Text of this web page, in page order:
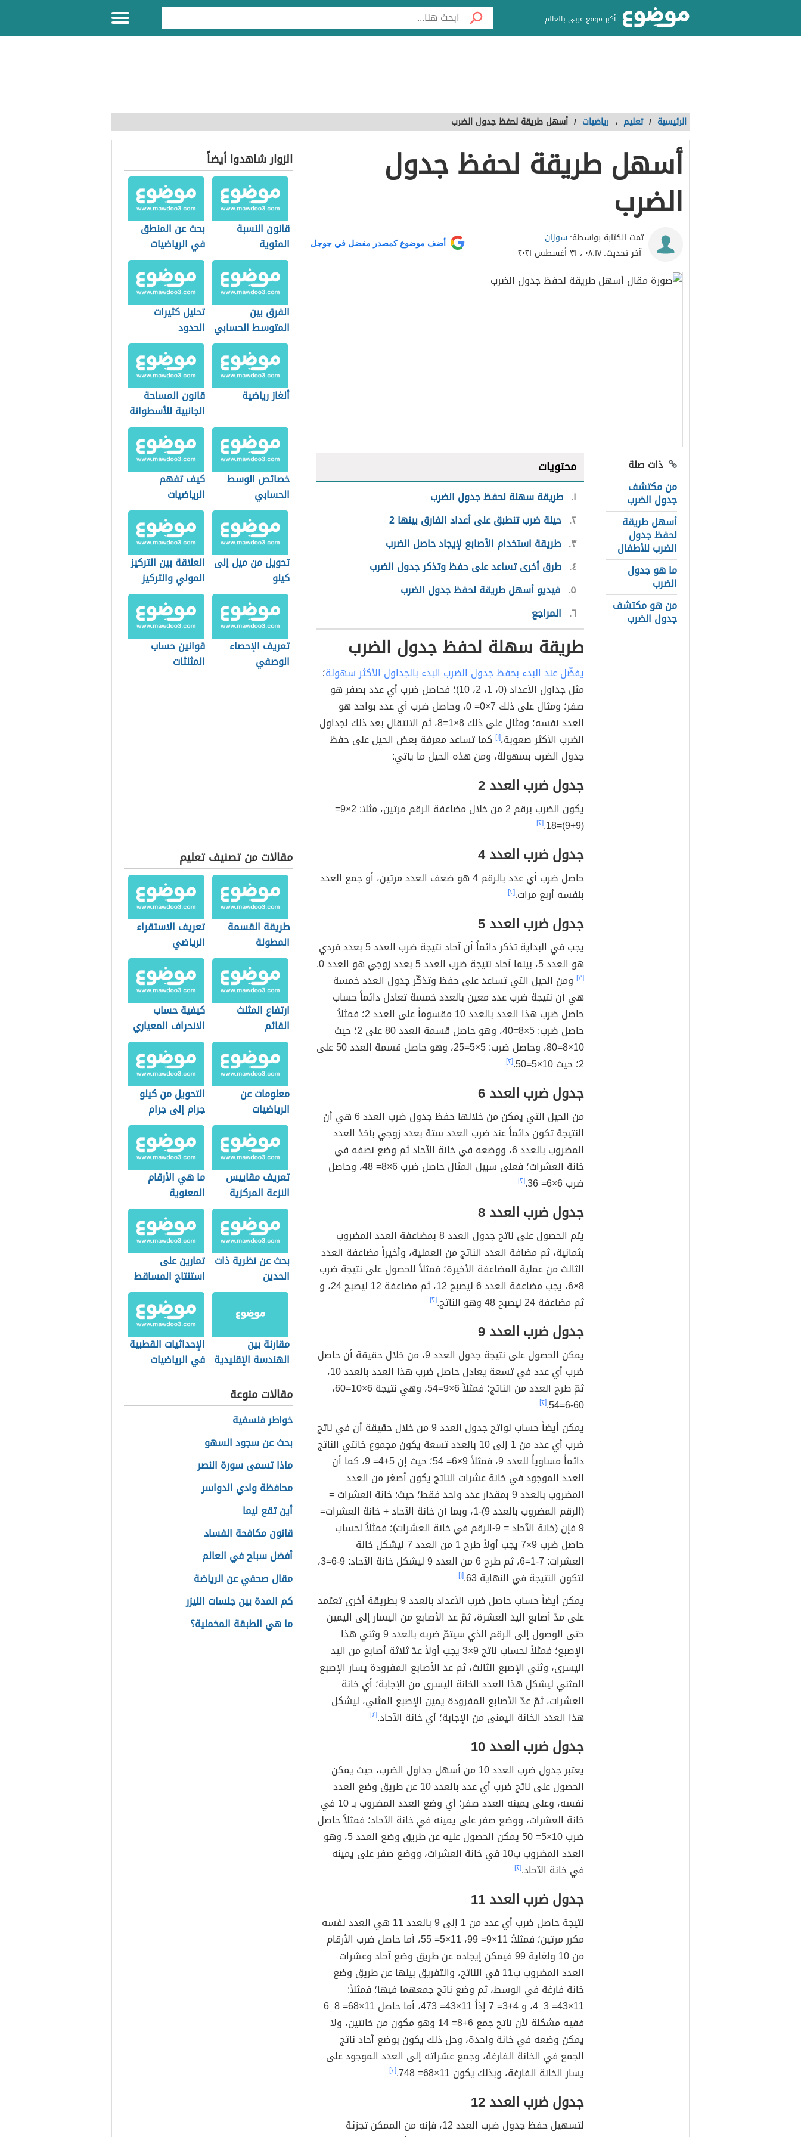
أكبر موقع عربي بالعالم
الرئيسية / تعليم ، رياضيات / أسهل طريقة لحفظ جدول الضرب
أسهل طريقة لحفظ جدول
الضرب
تمت الكتابة بواسطة:سوزان
آخر تحديث:٠٨:١٧ ، ٣١ أغسطس ٢٠٢١
أضف موضوع كمصدر مفضل في جوجل
ذات صلة
من مكتشف
جدول الضرب
أسهل طريقة
لحفظ جدول
الضرب للأطفال
ما هو جدول
الضرب
من هو مكتشف
جدول الضرب
محتويات
١ طريقة سهلة لحفظ جدول الضرب
٢ حيلة ضرب تنطبق على أعداد الفارق بينها 2
٣ طريقة استخدام الأصابع لإيجاد حاصل الضرب
٤ طرق أخرى تساعد على حفظ وتذكر جدول الضرب
٥ فيديو أسهل طريقة لحفظ جدول الضرب
٦ المراجع
طريقة سهلة لحفظ جدول الضرب
يفضّل عند البدء بحفظ جدول الضرب البدء بالجداول الأكثر سهولة؛
مثل جداول الأعداد (0، 1، 2، 10)؛ فحاصل ضرب أي عدد بصفر هو
صفر؛ ومثال على ذلك 7×0= 0، وحاصل ضرب أي عدد بواحد هو
العدد نفسه؛ ومثال على ذلك 8×1=8، ثم الانتقال بعد ذلك لجداول
الضرب الأكثر صعوبة،[١] كما تساعد معرفة بعض الحيل على حفظ
جدول الضرب بسهولة، ومن هذه الحيل ما يأتي:
جدول ضرب العدد 2
يكون الضرب برقم 2 من خلال مضاعفة الرقم مرتين، مثلا: 2×9=
(9+9)=18.
[٢]
جدول ضرب العدد 4
حاصل ضرب أي عدد بالرقم 4 هو ضعف العدد مرتين، أو جمع العدد
بنفسه أربع مرات.[٢]
جدول ضرب العدد 5
يجب في البداية تذكر دائماً أن آحاد نتيجة ضرب العدد 5 بعدد فردي
هو العدد 5، بينما آحاد نتيجة ضرب العدد 5 بعدد زوجي هو العدد 0.
[٣]
ومن الحيل التي تساعد على حفظ وتذكّر جدول العدد خمسة
هي أن نتيجة ضرب عدد معين بالعدد خمسة تعادل دائماً حساب
حاصل ضرب هذا العدد بالعدد 10 مقسوماً على العدد 2؛ فمثلاً
حاصل ضرب: 5×8=40، وهو حاصل قسمة العدد 80 على 2؛ حيث
10×8=80، وحاصل ضرب: 5×5=25، وهو حاصل قسمة العدد 50 على
2؛ حيث 10×5=50.
[٢]
جدول ضرب العدد 6
من الحيل التي يمكن من خلالها حفظ جدول ضرب العدد 6 هي أن
النتيجة تكون دائماً عند ضرب العدد ستة بعدد زوجي بأخذ العدد
المضروب بالعدد 6، ووضعه في خانة الآحاد ثم وضع نصفه في
خانة العشرات؛ فعلى سبيل المثال حاصل ضرب 6×8= 48، وحاصل
ضرب 6×6= 36.
[٢]
جدول ضرب العدد 8
يتم الحصول على ناتج جدول العدد 8 بمضاعفة العدد المضروب
بثمانية، ثم مضافة العدد الناتج من العملية، وأخيراً مضاعفة العدد
الثالث من عملية المضاعفة الأخيرة؛ فمثلاً للحصول على نتيجة ضرب
8×6، يجب مضاعفة العدد 6 ليصبح 12، ثم مضاعفة 12 ليصبح 24، و
ثم مضاعفة 24 ليصبح 48 وهو الناتج.
[٢]
جدول ضرب العدد 9
يمكن الحصول على نتيجة جدول العدد 9، من خلال حقيقة أن حاصل
ضرب أي عدد في تسعة يعادل حاصل ضرب هذا العدد بالعدد 10،
ثمّ طرح العدد من الناتج؛ فمثلاً 6×9=54، وهي نتيجة 6×10=60،
60-6=54.
[٢]
يمكن أيضاً حساب نواتج جدول العدد 9 من خلال حقيقة أن في ناتج
ضرب أي عدد من 1 إلى 10 بالعدد تسعة يكون مجموع خانتي الناتج
دائماً مساوياً للعدد 9، فمثلاً 9×6= 54؛ حيث إن 5+4= 9، كما أن
العدد الموجود في خانة عشرات الناتج يكون أصغر من العدد
المضروب بالعدد 9 بمقدار عدد واحد فقط؛ حيث: خانة العشرات =
(الرقم المضروب بالعدد 9)-1، وبما أن خانة الآحاد + خانة العشرات=
9 فإن (خانة الآحاد = 9-الرقم في خانة العشرات)؛ فمثلاً لحساب
حاصل ضرب 9×7 يجب أولاً طرح 1 من العدد 7 ليشكل خانة
العشرات: 7-1=6، ثم طرح 6 من العدد 9 ليشكل خانة الآحاد: 9-6=3،
لتكون النتيجة في النهاية 63.
[١]
يمكن أيضاً حساب حاصل ضرب الأعداد بالعدد 9 بطريقة أخرى تعتمد
على مدّ أصابع اليد العشرة، ثمّ عد الأصابع من اليسار إلى اليمين
حتى الوصول إلى الرقم الذي سيتمّ ضربه بالعدد 9 وثني هذا
الإصبع؛ فمثلاً لحساب ناتج 9×3 يجب أولاً عدّ ثلاثة أصابع من اليد
اليسرى، وثني الإصبع الثالث، ثم عد الأصابع المفرودة يسار الإصبع
المثني ليشكل هذا العدد الخانة اليسرى من الإجابة؛ أي خانة
العشرات، ثمّ عدّ الأصابع المفرودة يمين الإصبع المثني، ليشكل
هذا العدد الخانة اليمنى من الإجابة؛ أي خانة الآحاد.[٤]
جدول ضرب العدد 10
يعتبر جدول ضرب العدد 10 من أسهل جداول الضرب، حيث يمكن
الحصول على ناتج ضرب أي عدد بالعدد 10 عن طريق وضع العدد
نفسه، وعلى يمينه العدد صفر؛ أي وضع العدد المضروب بـ 10 في
خانة العشرات، ووضع صفر على يمينه في خانة الآحاد؛ فمثلاً حاصل
ضرب 10×5= 50 يمكن الحصول عليه عن طريق وضع العدد 5، وهو
العدد المضروب ب10 في خانة العشرات، ووضع صفر على يمينه
في خانة الآحاد.[٢]
جدول ضرب العدد 11
نتيجة حاصل ضرب أي عدد من 1 إلى 9 بالعدد 11 هي العدد نفسه
مكرر مرتين؛ فمثلاً: 11×9= 99، 11×5= 55، أما حاصل ضرب الأرقام
من 10 ولغاية 99 فيمكن إيجاده عن طريق وضع آحاد وعشرات
العدد المضروب ب11 في الناتج، والتفريق بينها عن طريق وضع
خانة فارغة في الوسط، ثم وضع ناتج جمعهما فيها؛ فمثلاً:
11×43= 3_4، و 4+3= 7 إذاً 11×43= 473، أما حاصل 11×68= 8_6
ففيه مشكلة لأن ناتج جمع 6+8= 14 وهو مكون من خانتين، ولا
يمكن وضعه في خانة واحدة، وحل ذلك يكون بوضع آحاد ناتج
الجمع في الخانة الفارغة، وجمع عشراته إلى العدد الموجود على
يسار الخانة الفارغة، وبذلك يكون 11×68= 748.
[٢]
جدول ضرب العدد 12
لتسهيل حفظ جدول ضرب العدد 12، فإنه من الممكن تجزئة
الزوار شاهدوا أيضاً
قانون النسبة
المئوية
بحث عن المنطق
في الرياضيات
الفرق بين
المتوسط الحسابي
والوسيط والمنوال
تحليل كثيرات
الحدود
ألغاز رياضية
قانون المساحة
الجانبية للأسطوانة
خصائص الوسط
الحسابي
كيف تفهم
الرياضيات
تحويل من ميل إلى
كيلو
العلاقة بين التركيز
المولي والتركيز
الكتلي
تعريف الإحصاء
الوصفي
قوانين حساب
المثلثات
مقالات من تصنيف تعليم
طريقة القسمة
المطولة
تعريف الاستقراء
الرياضي
ارتفاع المثلث
القائم
كيفية حساب
الانحراف المعياري
معلومات عن
الرياضيات
التحويل من كيلو
جرام إلى جرام
تعريف مقاييس
النزعة المركزية
ما هي الأرقام
المعنوية
بحث عن نظرية ذات
الحدين
تمارين على
استنتاج المساقط
في الرسم
الهندسي
مقارنة بين
الهندسة الإقليدية
الإحداثيات القطبية
في الرياضيات
مقالات منوعة
خواطر فلسفية
بحث عن سجود السهو
ماذا تسمى سورة النصر
محافظة وادي الدواسر
أين تقع ليما
قانون مكافحة الفساد
أفضل سباح في العالم
مقال صحفي عن الرياضة
كم المدة بين جلسات الليزر
ما هي الطبقة المخملية؟